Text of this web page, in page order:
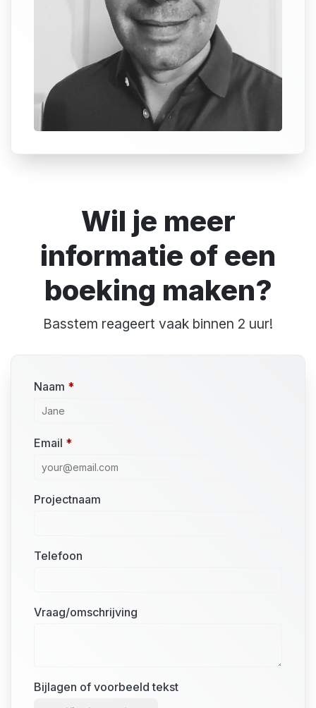
Wil je meer
informatie of een
boeking maken?
Basstem reageert vaak binnen 2 uur!
Naam *
Email *
Projectnaam
Telefoon
Vraag/omschrijving
Bijlagen of voorbeeld tekst